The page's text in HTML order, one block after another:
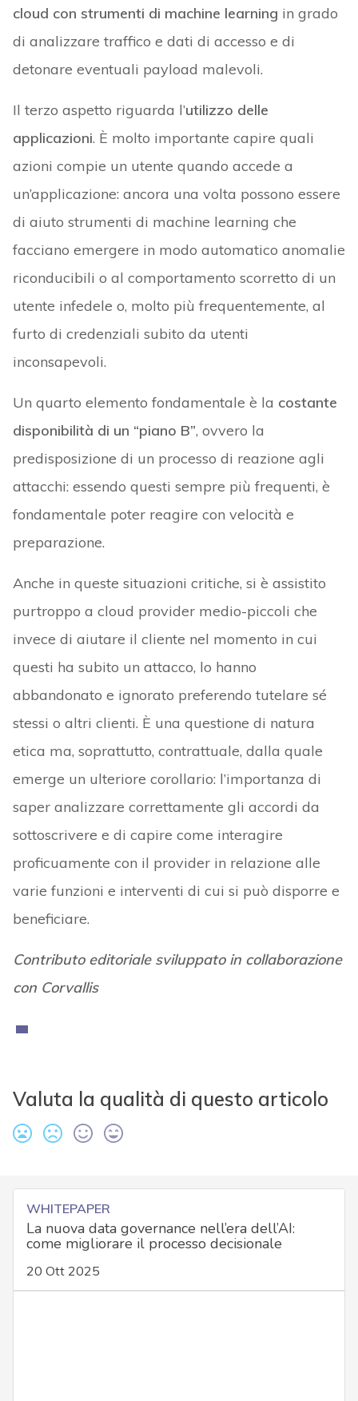
cloud con strumenti di machine learning in grado
di analizzare traffico e dati di accesso e di
detonare eventuali payload malevoli.
Il terzo aspetto riguarda l’utilizzo delle
applicazioni. È molto importante capire quali
azioni compie un utente quando accede a
un’applicazione: ancora una volta possono essere
di aiuto strumenti di machine learning che
facciano emergere in modo automatico anomalie
riconducibili o al comportamento scorretto di un
utente infedele o, molto più frequentemente, al
furto di credenziali subito da utenti
inconsapevoli.
Un quarto elemento fondamentale è la costante
disponibilità di un “piano B”, ovvero la
predisposizione di un processo di reazione agli
attacchi: essendo questi sempre più frequenti, è
fondamentale poter reagire con velocità e
preparazione.
Anche in queste situazioni critiche, si è assistito
purtroppo a cloud provider medio-piccoli che
invece di aiutare il cliente nel momento in cui
questi ha subito un attacco, lo hanno
abbandonato e ignorato preferendo tutelare sé
stessi o altri clienti. È una questione di natura
etica ma, soprattutto, contrattuale, dalla quale
emerge un ulteriore corollario: l’importanza di
saper analizzare correttamente gli accordi da
sottoscrivere e di capire come interagire
proficuamente con il provider in relazione alle
varie funzioni e interventi di cui si può disporre e
beneficiare.
Contributo editoriale sviluppato in collaborazione
con Corvallis
Valuta la qualità di questo articolo
WHITEPAPER
La nuova data governance nell’era dell’AI:
come migliorare il processo decisionale
20 Ott 2025